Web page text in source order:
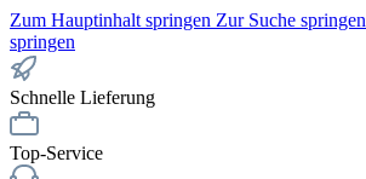
Zum Hauptinhalt springen Zur Suche springen
springen
Schnelle Lieferung
Top-Service